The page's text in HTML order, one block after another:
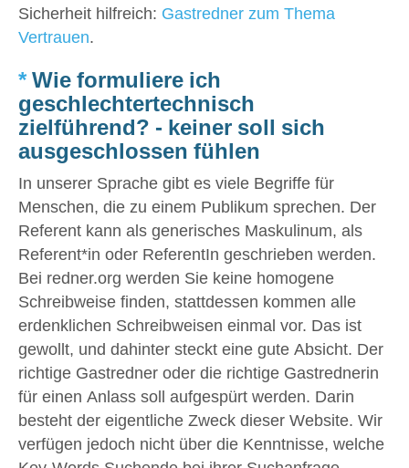
Sicherheit hilfreich: Gastredner zum Thema
Vertrauen.
* Wie formuliere ich
geschlechtertechnisch
zielführend? - keiner soll sich
ausgeschlossen fühlen
In unserer Sprache gibt es viele Begriffe für
Menschen, die zu einem Publikum sprechen. Der
Referent kann als generisches Maskulinum, als
Referent*in oder ReferentIn geschrieben werden.
Bei redner.org werden Sie keine homogene
Schreibweise finden, stattdessen kommen alle
erdenklichen Schreibweisen einmal vor. Das ist
gewollt, und dahinter steckt eine gute Absicht. Der
richtige Gastredner oder die richtige Gastrednerin
für einen Anlass soll aufgespürt werden. Darin
besteht der eigentliche Zweck dieser Website. Wir
verfügen jedoch nicht über die Kenntnisse, welche